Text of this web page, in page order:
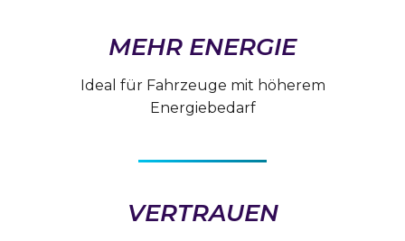
MEHR ENERGIE
Ideal für Fahrzeuge mit höherem
Energiebedarf
VERTRAUEN